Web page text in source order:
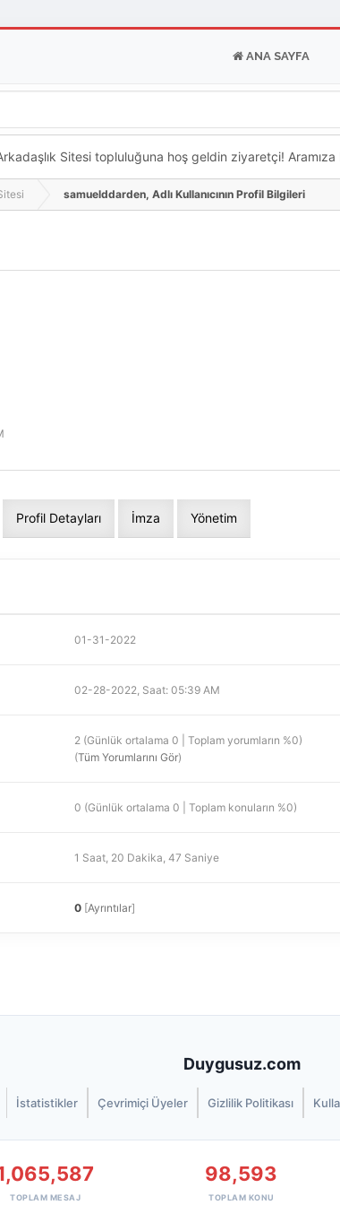
ANA SAYFA
Sitesi topluluğuna hoş geldin ziyaretçi! Aramıza
samuelddarden, Adlı Kullanıcının Profil Bilgileri
Profil Detayları İmza Yönetim
01-31-2022
02-28-2022, Saat: 05:39 AM
2 (Günlük ortalama 0 | Toplam yorumların %0)
(Tüm Yorumlarını Gör)
0 (Günlük ortalama 0 | Toplam konuların %0)
1 Saat, 20 Dakika, 47 Saniye
0 [Ayrıntılar]
Duygusuz.com
İstatistikler Çevrimiçi Üyeler Gizlilik Politikası
TOPLAM MESAJ
98,593
TOPLAM KONU